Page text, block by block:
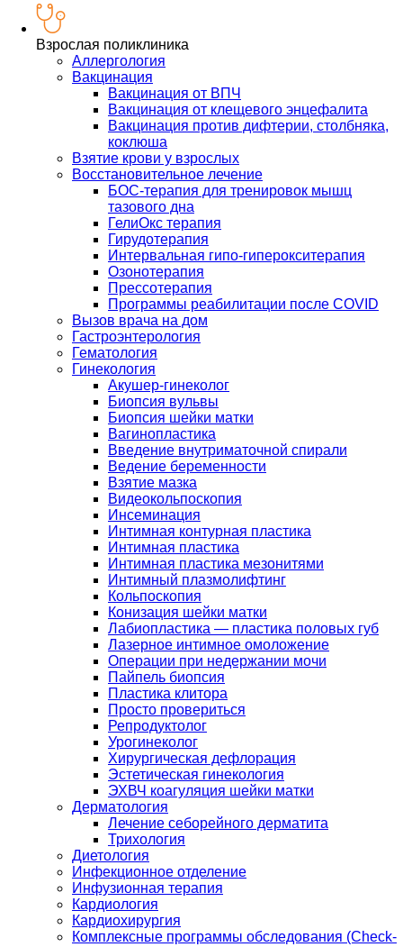
Взрослая поликлиника
Аллергология
Вакцинация
Вакцинация от ВПЧ
Вакцинация от клещевого энцефалита
Вакцинация против дифтерии, столбняка,
коклюша
Взятие крови у взрослых
Восстановительное лечение
БОС-терапия для тренировок мышц
тазового дна
ГелиОкс терапия
Гирудотерапия
Интервальная гипо-гиперокситерапия
Озонотерапия
Прессотерапия
Программы реабилитации после СOVID
Вызов врача на дом
Гастроэнтерология
Гематология
Гинекология
Акушер-гинеколог
Биопсия вульвы
Биопсия шейки матки
Вагинопластика
Введение внутриматочной спирали
Ведение беременности
Взятие мазка
Видеокольпоскопия
Инсеминация
Интимная контурная пластика
Интимная пластика
Интимная пластика мезонитями
Интимный плазмолифтинг
Кольпоскопия
Конизация шейки матки
Лабиопластика — пластика половых губ
Лазерное интимное омоложение
Операции при недержании мочи
Пайпель биопсия
Пластика клитора
Просто провериться
Репродуктолог
Урогинеколог
Хирургическая дефлорация
Эстетическая гинекология
ЭХВЧ коагуляция шейки матки
Дерматология
Лечение себорейного дерматита
Трихология
Диетология
Инфекционное отделение
Инфузионная терапия
Кардиология
Кардиохирургия
Комплексные программы обследования (Check-